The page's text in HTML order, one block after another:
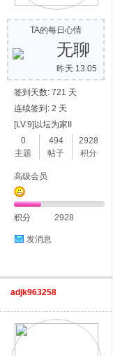
TA的每日心情
无聊
昨天 13:05
签到天数: 721 天
连续签到: 2 天
[LV.9]以坛为家II
0
主题
494
帖子
2928
积分
高级会员
积分 2928
发消息
adjk963258